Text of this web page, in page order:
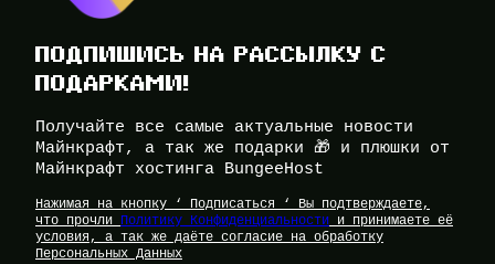
ПОДПИШИСЬ НА РАССЫЛКУ С
ПОДАРКАМИ!
Получайте все самые актуальные новости
Майнкрафт, а так же подарки 🎁 и плюшки от
Майнкрафт хостинга BungeeHost
Нажимая на кнопку ‘ Подписаться ‘ Вы подтверждаете,
что прочли Политику Конфиденциальности и принимаете её
условия, а так же даёте согласие на обработку
Персональных Данных